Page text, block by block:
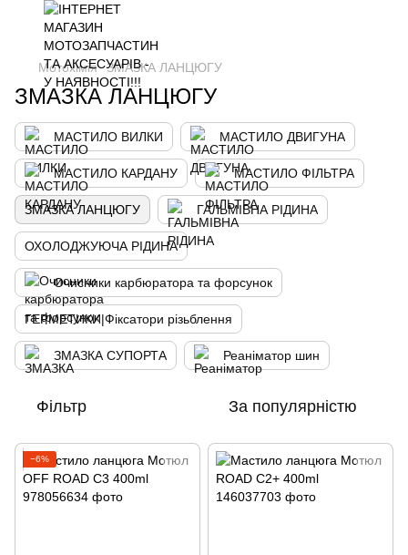
Мотохімія ЗМАЗКА ЛАНЦЮГУ
ЗМАЗКА ЛАНЦЮГУ
МАСТИЛО ВИЛКИ МАСТИЛО ДВИГУНА
МАСТИЛО КАРДАНУ МАСТИЛО ФІЛЬТРА
ЗМАЗКА ЛАНЦЮГУ ГАЛЬМІВНА РІДИНА
ОХОЛОДЖУЮЧА РІДИНА
Очисники карбюратора та форсунок
ГЕРМЕТИКИ|Фіксатори різьблення
ЗМАЗКА СУПОРТА Реаніматор шин
Фільтр За популярністю
−6%